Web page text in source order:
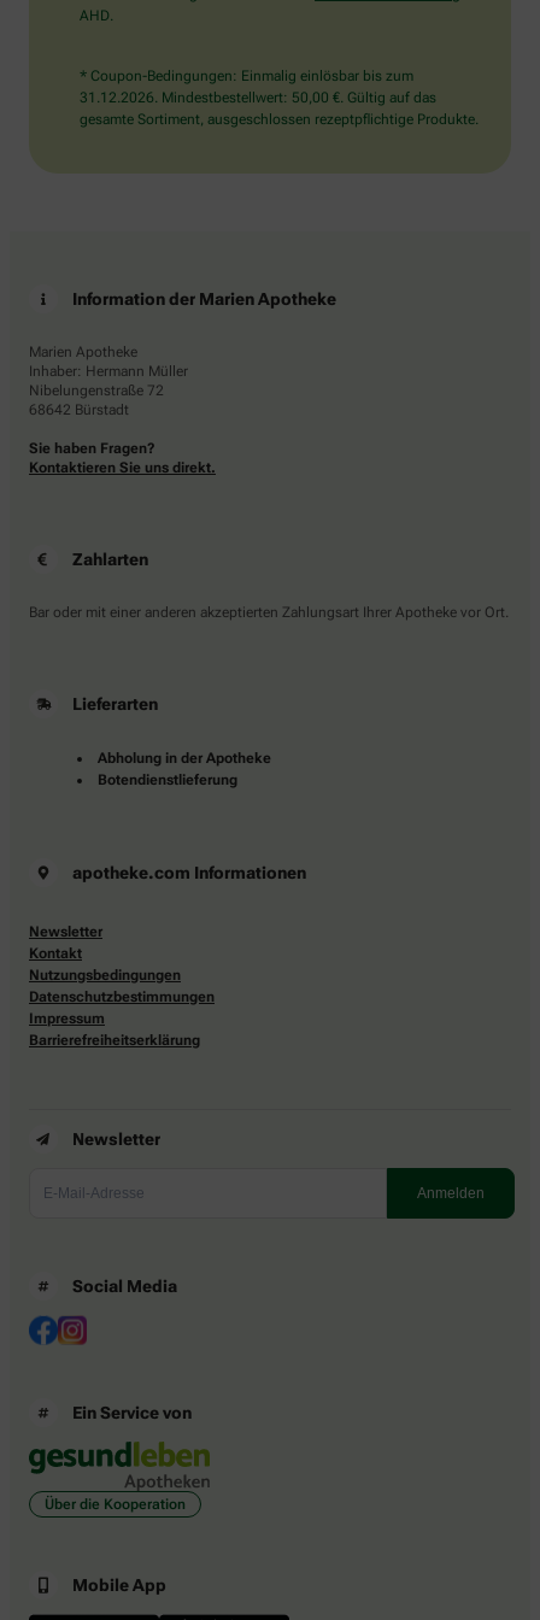
AHD.
* Coupon-Bedingungen: Einmalig einlösbar bis zum
31.12.2026. Mindestbestellwert: 50,00 €. Gültig auf das
gesamte Sortiment, ausgeschlossen rezeptpflichtige Produkte.
Information der Marien Apotheke
Marien Apotheke
Inhaber: Hermann Müller
Nibelungenstraße 72
68642 Bürstadt
Sie haben Fragen?
Kontaktieren Sie uns direkt.
Zahlarten
Bar oder mit einer anderen akzeptierten Zahlungsart Ihrer Apotheke vor Ort.
Lieferarten
Abholung in der Apotheke
Botendienstlieferung
apotheke.com Informationen
Newsletter
Kontakt
Nutzungsbedingungen
Datenschutzbestimmungen
Impressum
Barrierefreiheitserklärung
Newsletter
Social Media
Ein Service von
Über die Kooperation
Mobile App